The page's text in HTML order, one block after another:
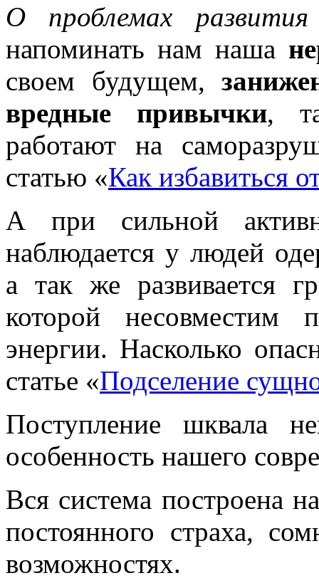
О проблемах
напоминать нам наша
своем будущем,
вредные привычки,
работают на
статью «Как избавиться
А при сильной
наблюдается у людей
а так же развивается
которой несовместим
энергии. Насколько
статье «Подселение
Поступление шквала
особенность нашего
Вся система построена
постоянного страха,
возможностях.